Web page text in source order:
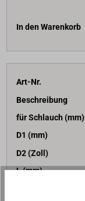
In den Warenkorb
Art-Nr.
Beschreibung
für Schlauch (mm)
D1 (mm)
D2 (Zoll)
L (mm)